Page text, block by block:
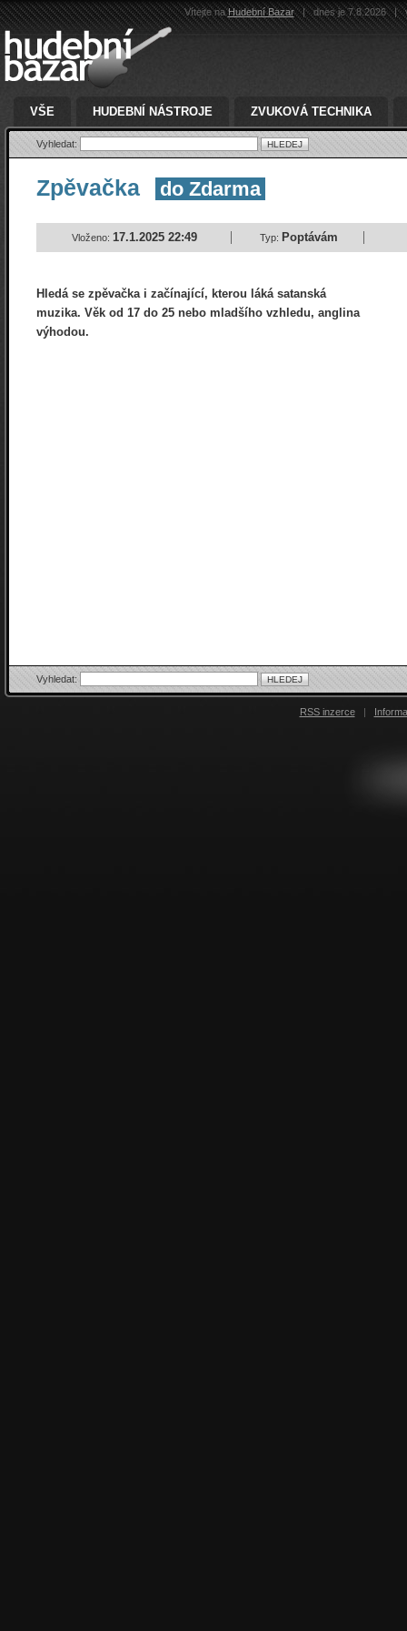
Vítejte naHudební Bazar | dnes je 7.8.2026 |
VŠE HUDEBNÍ NÁSTROJE ZVUKOVÁ TECHNIKA
Vyhledat:
Zpěvačka do Zdarma
Vloženo: 17.1.2025 22:49 Typ: Poptávám
Hledá se zpěvačka i začínající, kterou láká satanská
muzika. Věk od 17 do 25 nebo mladšího vzhledu, anglina
výhodou.
Vyhledat:
RSS inzerce |